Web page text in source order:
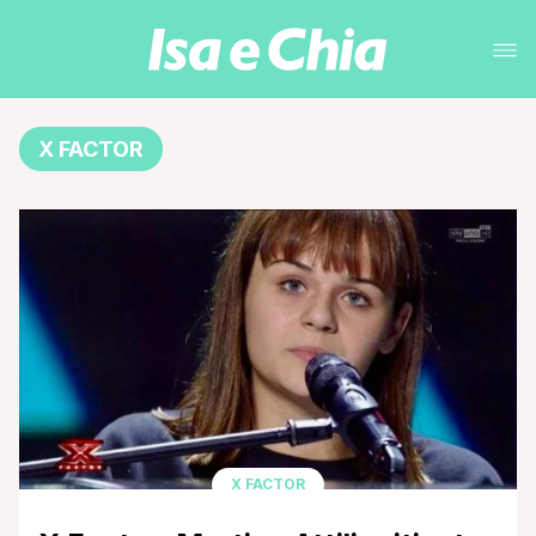
X FACTOR
X FACTOR